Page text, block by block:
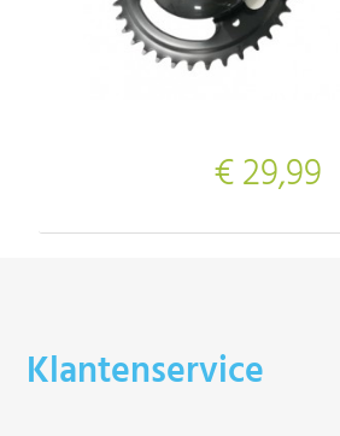
€ 29,99
Klantenservice